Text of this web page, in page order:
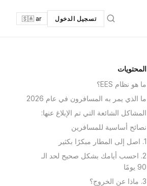
تسجيل الدخول 🇸🇦 ar
المحتويات
ما هو نظام EES؟
ما الذي يمر به المسافرون في عام 2026
المشاكل الشائعة التي تم الإبلاغ عنها:
نصائح أساسية للمسافرين
1. اصل إلى المطار مبكرًا بكثير
2. احسب أيامك بشكل صحيح لحد الـ
90 يومًا
3. ماذا عن الخروج؟